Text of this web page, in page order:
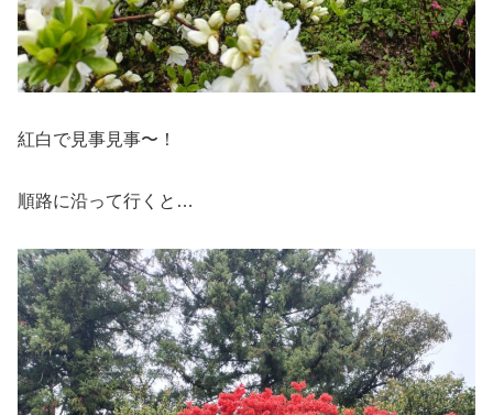
紅白で見事見事〜！
順路に沿って行くと…